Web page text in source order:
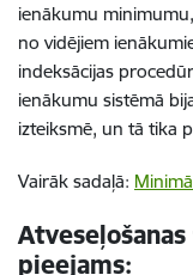
ienākumu
no vidējiem
indeksācijas
ienākumu sistēmā
izteiksmē, un tā tika
Vairāk sadaļā:
pieejams: